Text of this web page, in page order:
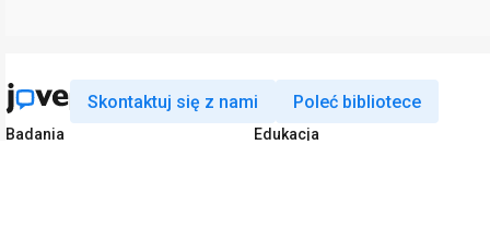
Skontaktuj się z nami Poleć bibliotece
Badania
Edukacja